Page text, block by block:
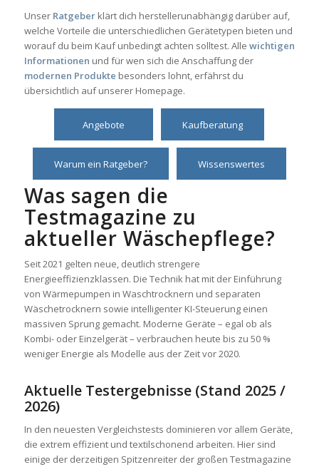
Unser Ratgeberklärt dich herstellerunabhängig darüber auf,
welche Vorteile die unterschiedlichen Gerätetypen bieten und
worauf du beim Kauf unbedingt achten solltest. Alle wichtigen
Informationen und für wen sich die Anschaffung der
modernen Produkte besonders lohnt, erfährst du
übersichtlich auf unserer Homepage.
Angebote Kaufberatung
Warum ein Ratgeber? Wissenswertes
Was sagen die
Testmagazine zu
aktueller Wäschepflege?
Seit 2021 gelten neue, deutlich strengere
Energieeffizienzklassen. Die Technik hat mit der Einführung
von Wärmepumpen in Waschtrocknern und separaten
Wäschetrocknern sowie intelligenter KI-Steuerung einen
massiven Sprung gemacht. Moderne Geräte – egal ob als
Kombi- oder Einzelgerät – verbrauchen heute bis zu 50 %
weniger Energie als Modelle aus der Zeit vor 2020.
Aktuelle Testergebnisse (Stand 2025 /
2026)
In den neuesten Vergleichstests dominieren vor allem Geräte,
die extrem effizient und textilschonend arbeiten. Hier sind
einige der derzeitigen Spitzenreiter der großen Testmagazine